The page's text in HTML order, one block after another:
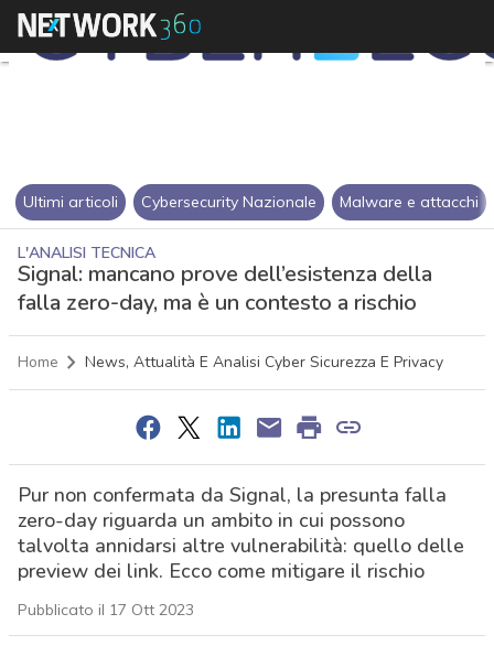
Ultimi articoli Cybersecurity Nazionale Malware e attacchi
L'ANALISI TECNICA
Signal: mancano prove dell’esistenza della
falla zero-day, ma è un contesto a rischio
Home News, Attualità E Analisi Cyber Sicurezza E Privacy
Pur non confermata da Signal, la presunta falla
zero-day riguarda un ambito in cui possono
talvolta annidarsi altre vulnerabilità: quello delle
preview dei link. Ecco come mitigare il rischio
Pubblicato il 17 Ott 2023